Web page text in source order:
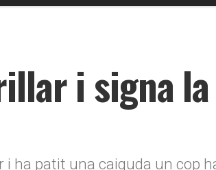
i signa
i ha patit una caiguda un cop